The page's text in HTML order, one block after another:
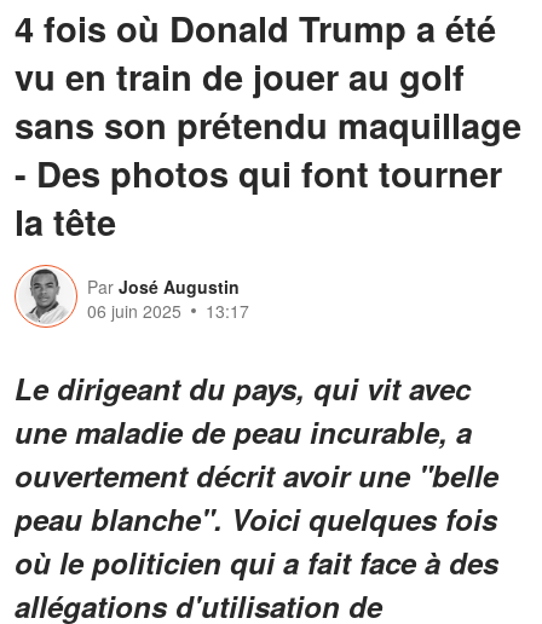
4 fois où Donald Trump a été
vu en train de jouer au golf
sans son prétendu maquillage
- Des photos qui font tourner
la tête
Par José Augustin
06 juin 2025
13:17
Le dirigeant du pays, qui vit avec
une maladie de peau incurable, a
ouvertement décrit avoir une "belle
peau blanche". Voici quelques fois
où le politicien qui a fait face à des
allégations d'utilisation de